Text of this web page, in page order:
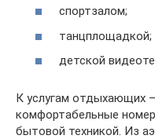
спортзалом;
танцплощадкой;
детской
К услугам отдыхающих
комфортабельные
бытовой техникой. Из